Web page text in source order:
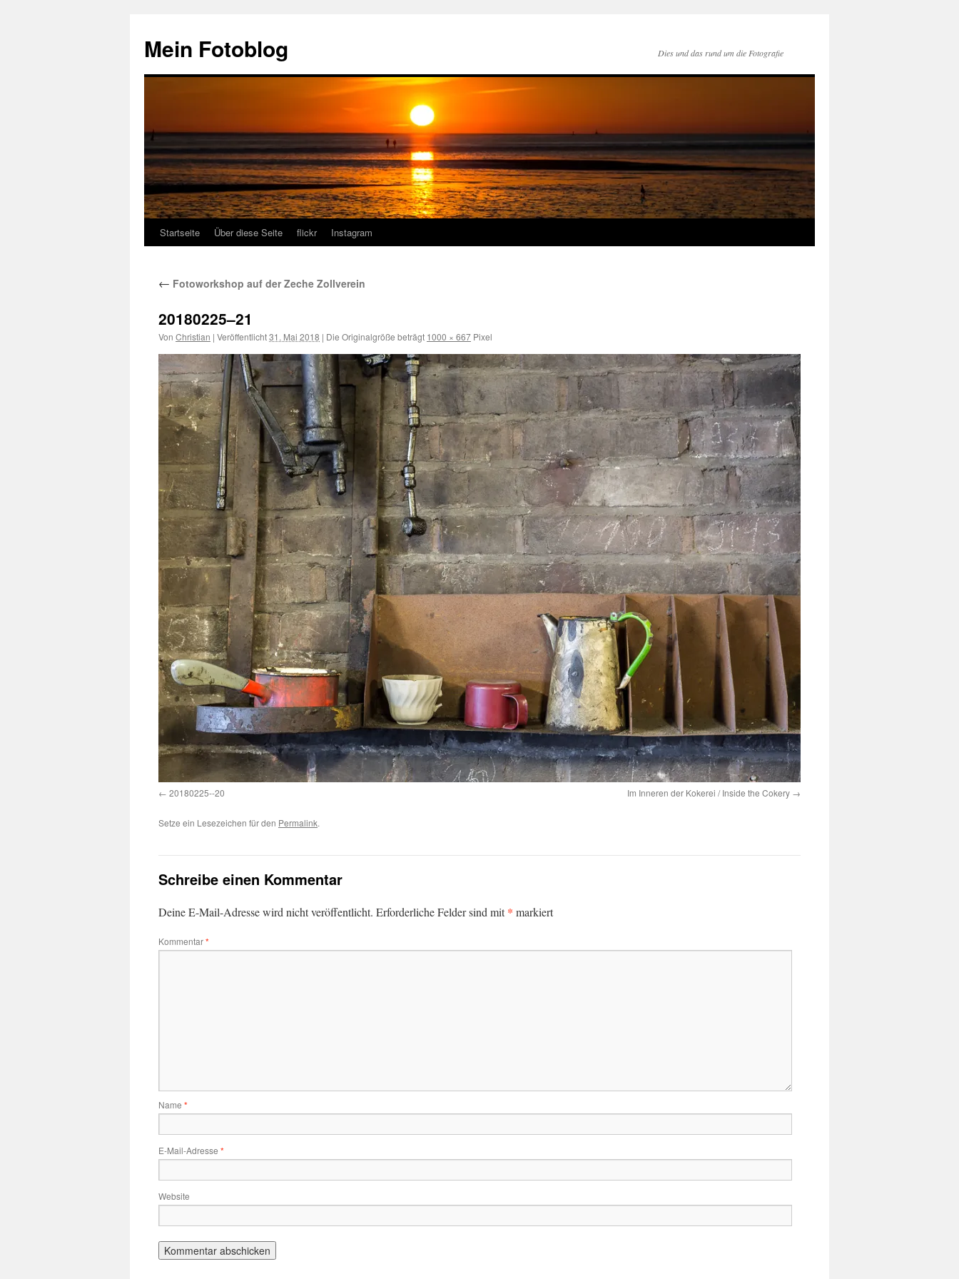
springen
Mein Fotoblog Dies und das rund um die Fotografie
Startseite Über diese Seite flickr Instagram
← Fotoworkshop auf der Zeche Zollverein
20180225–21
Von Christian | Veröffentlicht31. Mai 2018 | Die Originalgröße beträgt 1000 × 667 Pixel
20180225--20 Im Inneren der Kokerei / Inside the Cokery
Setze ein Lesezeichen für den Permalink.
Schreibe einen Kommentar
Deine E-Mail-Adresse wird nicht veröffentlicht. Erforderliche Felder sind mit* markiert
Kommentar*
Name *
E-Mail-Adresse *
Website